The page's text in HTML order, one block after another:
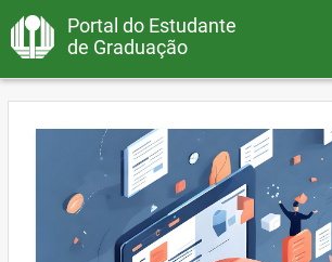
Portal do Estudante
de Graduação